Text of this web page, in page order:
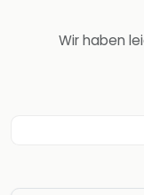
Wir haben